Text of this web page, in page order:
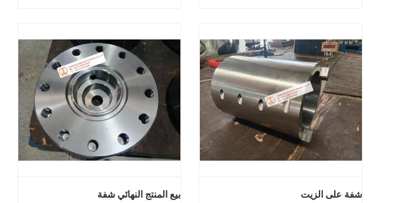
اتصل الآن اتصل الآن
بيع المنتج النهائي شفة شفة على الزيت